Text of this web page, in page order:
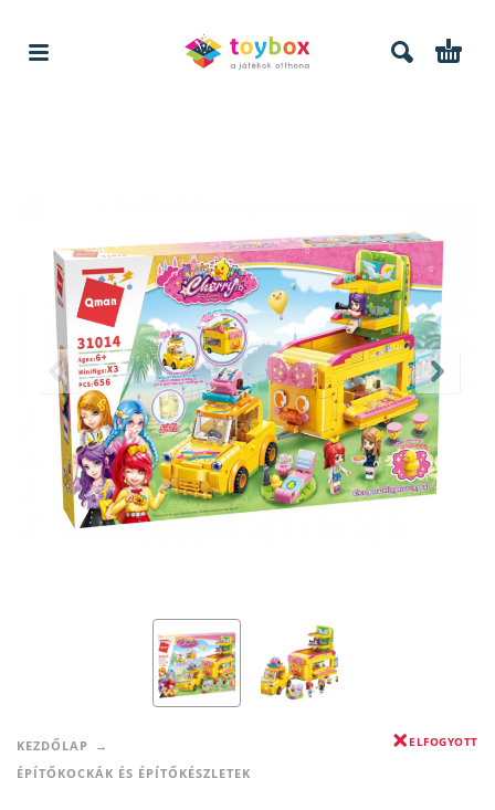
KEZDŐLAP
ÉPÍTŐKOCKÁK ÉS ÉPÍTŐKÉSZLETEK
ELFOGYOTT